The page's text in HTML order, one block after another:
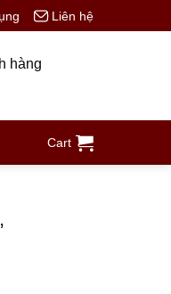
Liên hệ
hàng
Cart